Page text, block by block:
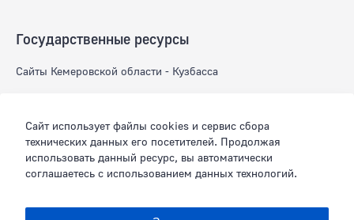
Сайт использует файлы cookies и сервис сбора
технических данных его посетителей. Продолжая
использовать данный ресурс, вы автоматически
соглашаетесь с использованием данных технологий.
Государственные ресурсы
Сайты Кемеровской области - Кузбасса
Официальные аккаунты в соцсетях